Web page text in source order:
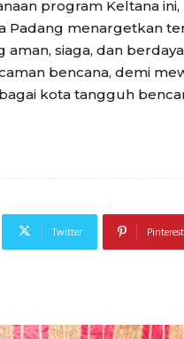
program Keltana ini,
Padang menargetkan
aman, siaga, dan
bencana, demi
kota tangguh
Twitter Pinterest